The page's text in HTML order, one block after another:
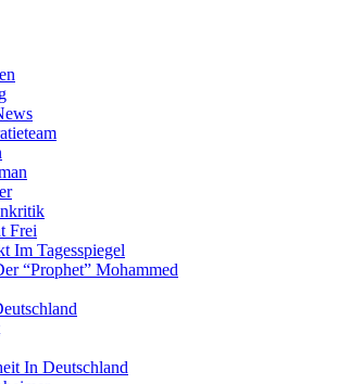
Frei
Im Tagesspiegel
“Prophet” Mohammed
In Deutschland